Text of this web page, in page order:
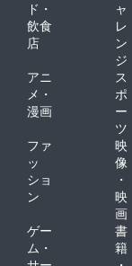
ド・
飲食
店
ャ
レ
ン
ジ
アニ
メ・
漫画
ス
ポ
ー
ツ
ファ
ッ
ショ
ン
映
像
・
映
画
ゲー
ム・
書
籍